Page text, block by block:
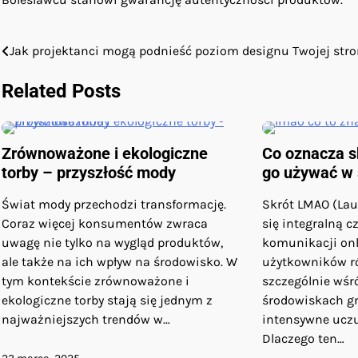
Nawigacja
wpisu
Jak projektanci mogą podnieść poziom designu Twojej
Related Posts
Zrównoważone i ekologiczne
torby – przyszłość mody
Świat mody przechodzi transformację.
Coraz więcej konsumentów zwraca
uwagę nie tylko na wygląd produktów,
ale także na ich wpływ na środowisko. W
tym kontekście zrównoważone i
ekologiczne torby stają się jednym z
najważniejszych trendów w…
Co oznacza
go używać w
Skrót LMAO
się integralną
komunikacji
użytkowników
szczególnie
środowiskach
intensywne
Dlaczego ten…